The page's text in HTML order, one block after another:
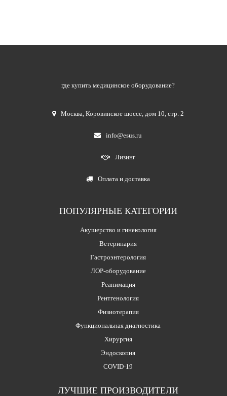
где купить медицинское оборудование?
Москва,Коровинское шоссе, дом 10, стр. 2
info@esus.ru
Лизинг
Оплата и доставка
ПОПУЛЯРНЫЕ КАТЕГОРИИ
Акушерство и гинекология
Ветеринария
Гастроэнтерология
ЛОР-оборудование
Реанимация
Рентгенология
Физиотерапия
Функциональная диагностика
Хирургия
Эндоскопия
COVID-19
ЛУЧШИЕ ПРОИЗВОДИТЕЛИ